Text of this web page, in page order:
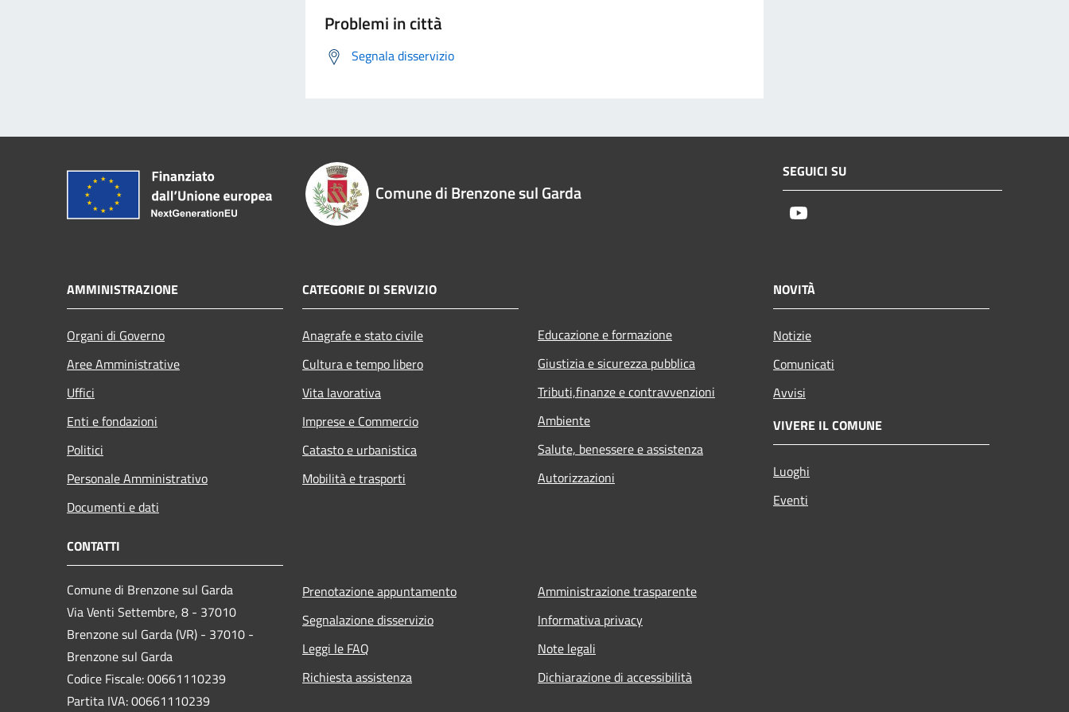
Problemi in città
Segnala disservizio
Comune di Brenzone sul Garda
SEGUICI SU
AMMINISTRAZIONE
Organi di Governo
Aree Amministrative
Uffici
Enti e fondazioni
Politici
Personale Amministrativo
Documenti e dati
CATEGORIE DI SERVIZIO
Anagrafe e stato civile
Cultura e tempo libero
Vita lavorativa
Imprese e Commercio
Catasto e urbanistica
Mobilità e trasporti
Educazione e formazione
Giustizia e sicurezza pubblica
Tributi,finanze e contravvenzioni
Ambiente
Salute, benessere e assistenza
Autorizzazioni
NOVITÀ
Notizie
Comunicati
Avvisi
VIVERE IL COMUNE
Luoghi
Eventi
CONTATTI
Comune di Brenzone sul Garda
Via Venti Settembre, 8 - 37010
Brenzone sul Garda (VR) - 37010 -
Brenzone sul Garda
Codice Fiscale: 00661110239
Partita IVA: 00661110239
Prenotazione appuntamento
Segnalazione disservizio
Leggi le FAQ
Richiesta assistenza
Amministrazione trasparente
Informativa privacy
Note legali
Dichiarazione di accessibilità